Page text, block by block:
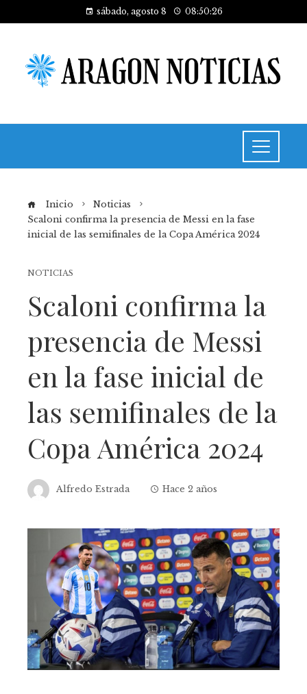
sábado, agosto 8 08:50:26
Inicio
Noticias
Scaloni confirma la presencia de Messi en la fase
inicial de las semifinales de la Copa América 2024
NOTICIAS
Scaloni confirma la
presencia de Messi
en la fase inicial de
las semifinales de la
Copa América 2024
Alfredo Estrada Hace 2 años